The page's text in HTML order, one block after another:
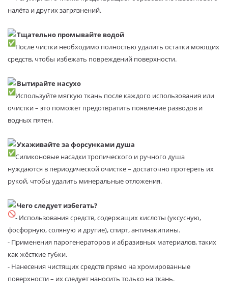
налёта и других загрязнений.
Тщательно промывайте водой
После чистки необходимо полностью удалить остатки моющих
средств, чтобы избежать повреждений поверхности.
Вытирайте насухо
Используйте мягкую ткань после каждого использования или
очистки – это поможет предотвратить появление разводов и
водных пятен.
Ухаживайте за форсунками душа
Силиконовые насадки тропического и ручного душа
нуждаются в периодической очистке – достаточно протереть их
рукой, чтобы удалить минеральные отложения.
Чего следует избегать?
- Использования средств, содержащих кислоты (уксусную,
фосфорную, соляную и другие), спирт, антинакипины.
- Применения парогенераторов и абразивных материалов, таких
как жёсткие губки.
- Нанесения чистящих средств прямо на хромированные
поверхности – их следует наносить только на ткань.